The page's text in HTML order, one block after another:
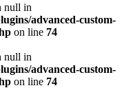
null in
advanced-custom-
on line 74
null in
advanced-custom-
on line 74